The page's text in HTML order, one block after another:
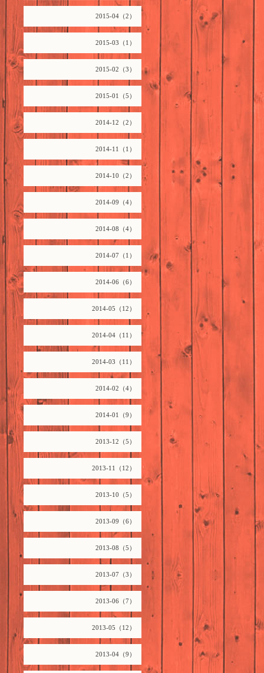
2015-04（2）
2015-03（1）
2015-02（3）
2015-01（5）
2014-12（2）
2014-11（1）
2014-10（2）
2014-09（4）
2014-08（4）
2014-07（1）
2014-06（6）
2014-05（12）
2014-04（11）
2014-03（11）
2014-02（4）
2014-01（9）
2013-12（5）
2013-11（12）
2013-10（5）
2013-09（6）
2013-08（5）
2013-07（3）
2013-06（7）
2013-05（12）
2013-04（9）